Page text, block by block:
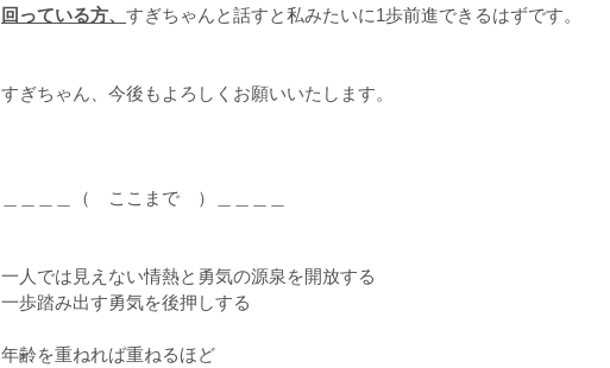
回っている方、 すぎちゃんと話すと私みたいに1歩前進できるはずです。
すぎちゃん、今後もよろしくお願いいたします。
＿＿＿＿（　ここまで　）＿＿＿＿
一人では見えない情熱と勇気の源泉を開放する
一歩踏み出す勇気を後押しする
年齢を重ねれば重ねるほど